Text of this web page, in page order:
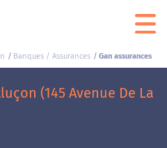
Banques / Assurances Gan assurances
(145 Avenue De La